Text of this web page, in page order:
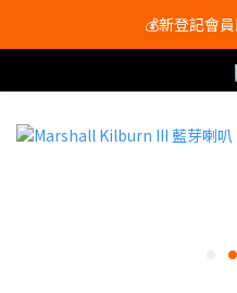
會員尊享購物
💰新登記會
會員尊享購物